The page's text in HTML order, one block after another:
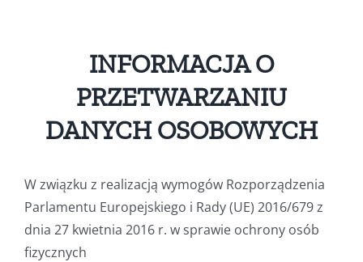
INFORMACJA O
PRZETWARZANIU
DANYCH OSOBOWYCH
W związku z realizacją wymogów Rozporządzenia
Parlamentu Europejskiego i Rady (UE) 2016/679 z
dnia 27 kwietnia 2016 r. w sprawie ochrony osób
fizycznych